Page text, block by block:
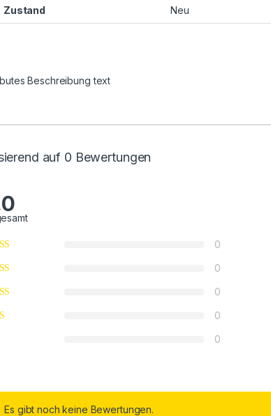
Zustand Neu
Beschreibung text
auf 0 Bewertungen
0
0
0
0
0
Es gibt noch keine Bewertungen.